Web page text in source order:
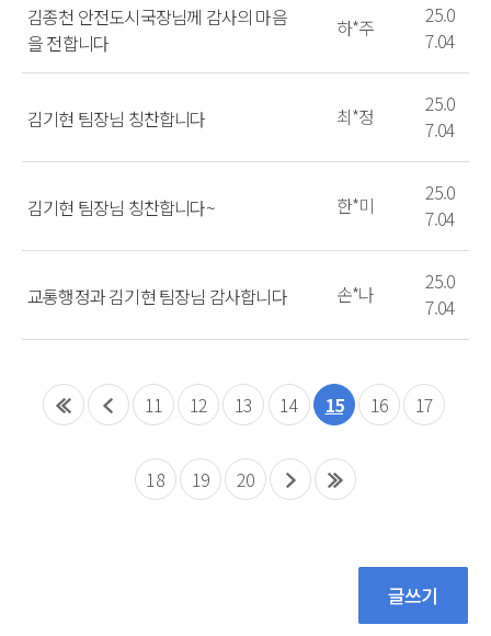
김종천 안전도시국장님께 감사의 마음
을 전합니다
하*주
25.0
7.04
김기현 팀장님 칭찬합니다 최*정
25.0
7.04
김기현 팀장님 칭찬합니다~ 한*미
25.0
7.04
교통행정과 김기현 팀장님 감사합니다 손*나
25.0
7.04
11 12 13 14 15 16 17
18 19 20